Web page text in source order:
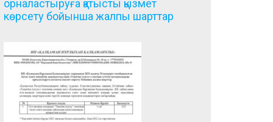
орналастыруға қатысты қызмет
көрсету бойынша жалпы шарттар